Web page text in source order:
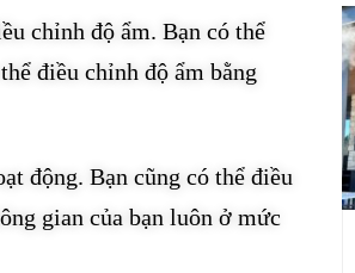
chỉnh độ ẩm. Bạn có thể
điều chỉnh độ ẩm bằng
động. Bạn cũng có thể điều
gian của bạn luôn ở mức